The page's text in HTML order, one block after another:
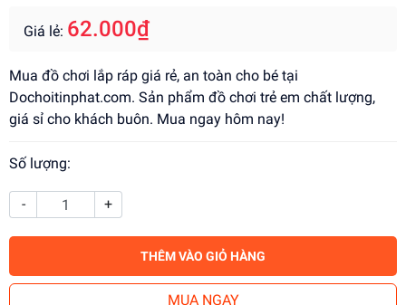
Giá lẻ: 62.000₫
Mua đồ chơi lắp ráp giá rẻ, an toàn cho bé tại
Dochoitinphat.com. Sản phẩm đồ chơi trẻ em chất lượng,
giá sỉ cho khách buôn. Mua ngay hôm nay!
Số lượng:
- +
THÊM VÀO GIỎ HÀNG
MUA NGAY